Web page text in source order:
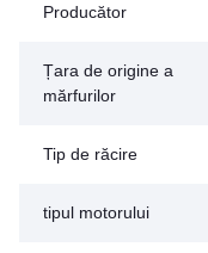
Producător
Țara de origine a
mărfurilor
Tip de răcire
tipul motorului